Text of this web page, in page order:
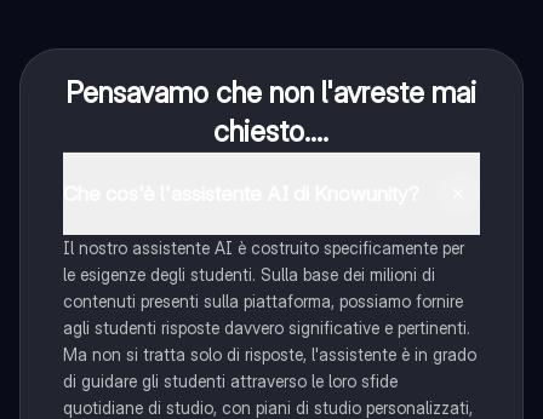
Pensavamo che non l'avreste mai
chiesto....
Il nostro assistente AI è costruito specificamente per
le esigenze degli studenti. Sulla base dei milioni di
contenuti presenti sulla piattaforma, possiamo fornire
agli studenti risposte davvero significative e pertinenti.
Ma non si tratta solo di risposte, l'assistente è in grado
di guidare gli studenti attraverso le loro sfide
quotidiane di studio, con piani di studio personalizzati,